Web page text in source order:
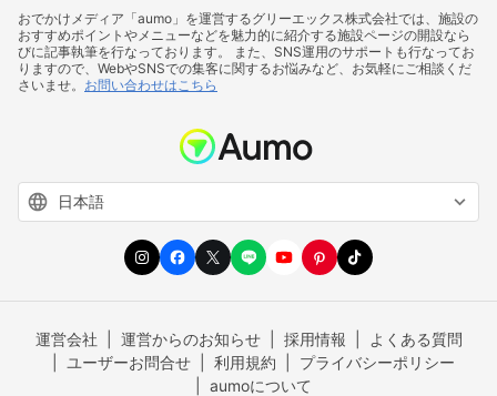
おでかけメディア「aumo」を運営するグリーエックス株式会社では、施設の
おすすめポイントやメニューなどを魅力的に紹介する施設ページの開設なら
びに記事執筆を行なっております。 また、SNS運用のサポートも行なってお
りますので、WebやSNSでの集客に関するお悩みなど、お気軽にご相談くだ
さいませ。 お問い合わせはこちら
運営会社 運営からのお知らせ 採用情報
よくある質問
ユーザーお問合せ
利用規約
プライバシーポリシー
aumoについて